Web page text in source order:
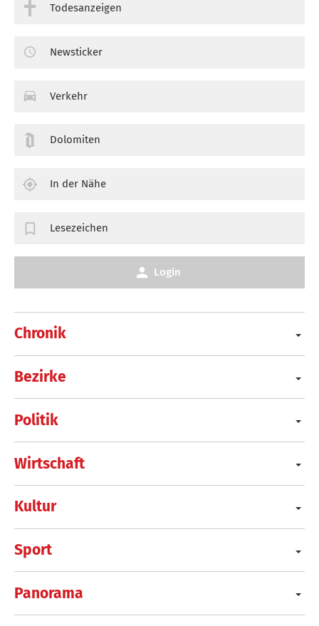
Chronik
Bezirke
Politik
Wirtschaft
Kultur
Sport
Panorama
Todesanzeigen
Newsticker
Verkehr
Dolomiten
In der Nähe
Lesezeichen
Login